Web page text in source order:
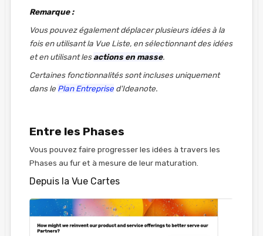
Remarque :
Vous pouvez également déplacer plusieurs idées à la
fois en utilisant la Vue Liste, en sélectionnant des idées
et en utilisant lesactions en masse.
Certaines fonctionnalités sont incluses uniquement
dans le Plan Entreprise d'Ideanote.
Entre les Phases
Vous pouvez faire progresser les idées à travers les
Phases au fur et à mesure de leur maturation.
Depuis la Vue Cartes